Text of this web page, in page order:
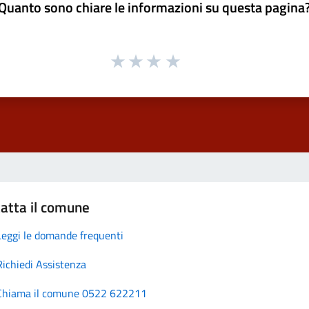
sono chiare le informazioni su questa
il comune
le domande frequenti
Assistenza
il comune 0522 622211